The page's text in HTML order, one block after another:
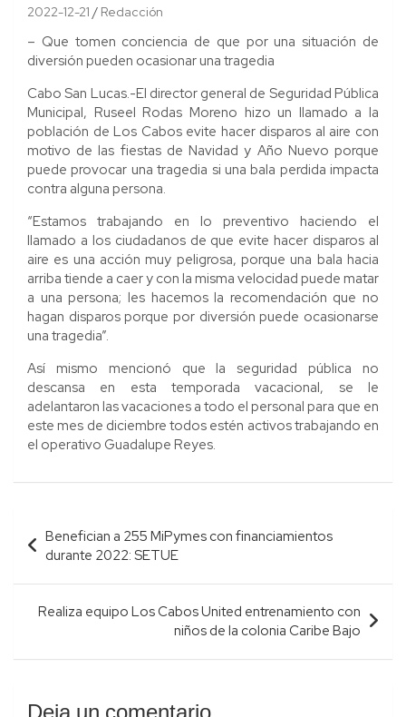
2022-12-21 Redacción
– Que tomen conciencia de que por una situación de
diversión pueden ocasionar una tragedia
Cabo San Lucas.-El director general de Seguridad Pública
Municipal, Ruseel Rodas Moreno hizo un llamado a la
población de Los Cabos evite hacer disparos al aire con
motivo de las fiestas de Navidad y Año Nuevo porque
puede provocar una tragedia si una bala perdida impacta
contra alguna persona.
“Estamos trabajando en lo preventivo haciendo el
llamado a los ciudadanos de que evite hacer disparos al
aire es una acción muy peligrosa, porque una bala hacia
arriba tiende a caer y con la misma velocidad puede matar
a una persona; les hacemos la recomendación que no
hagan disparos porque por diversión puede ocasionarse
una tragedia”.
Así mismo mencionó que la seguridad pública no
descansa en esta temporada vacacional, se le
adelantaron las vacaciones a todo el personal para que en
este mes de diciembre todos estén activos trabajando en
el operativo Guadalupe Reyes.
Navegación
de
entradas
Benefician a 255 MiPymes con financiamientos
durante 2022: SETUE
Realiza equipo Los Cabos United entrenamiento con
niños de la colonia Caribe Bajo